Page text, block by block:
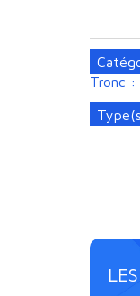
Tronc